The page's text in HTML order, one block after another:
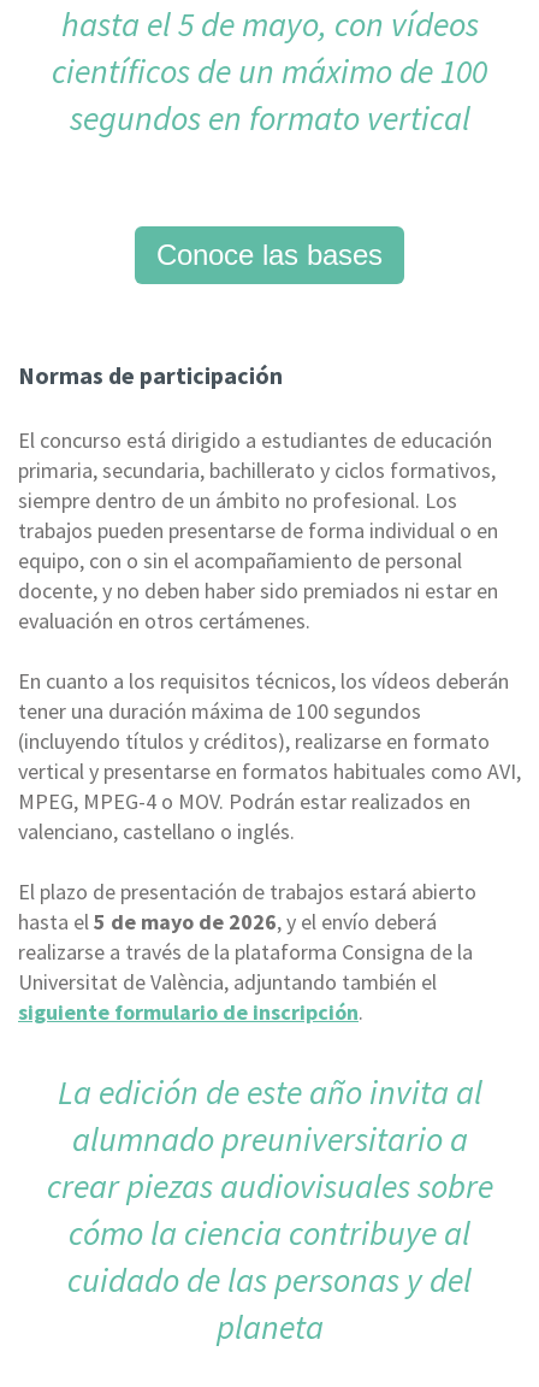
hasta el 5 de mayo, con vídeos
científicos de un máximo de 100
segundos en formato vertical
Conoce las bases
Normas de participación
El concurso está dirigido a estudiantes de educación
primaria, secundaria, bachillerato y ciclos formativos,
siempre dentro de un ámbito no profesional. Los
trabajos pueden presentarse de forma individual o en
equipo, con o sin el acompañamiento de personal
docente, y no deben haber sido premiados ni estar en
evaluación en otros certámenes.
En cuanto a los requisitos técnicos, los vídeos deberán
tener una duración máxima de 100 segundos
(incluyendo títulos y créditos), realizarse en formato
vertical y presentarse en formatos habituales como AVI,
MPEG, MPEG-4 o MOV. Podrán estar realizados en
valenciano, castellano o inglés.
El plazo de presentación de trabajos estará abierto
hasta el 5 de mayo de 2026, y el envío deberá
realizarse a través de la plataforma Consigna de la
Universitat de València, adjuntando también el
siguiente formulario de inscripción.
La edición de este año invita al
alumnado preuniversitario a
crear piezas audiovisuales sobre
cómo la ciencia contribuye al
cuidado de las personas y del
planeta